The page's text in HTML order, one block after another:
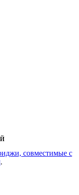
совместимые с
.